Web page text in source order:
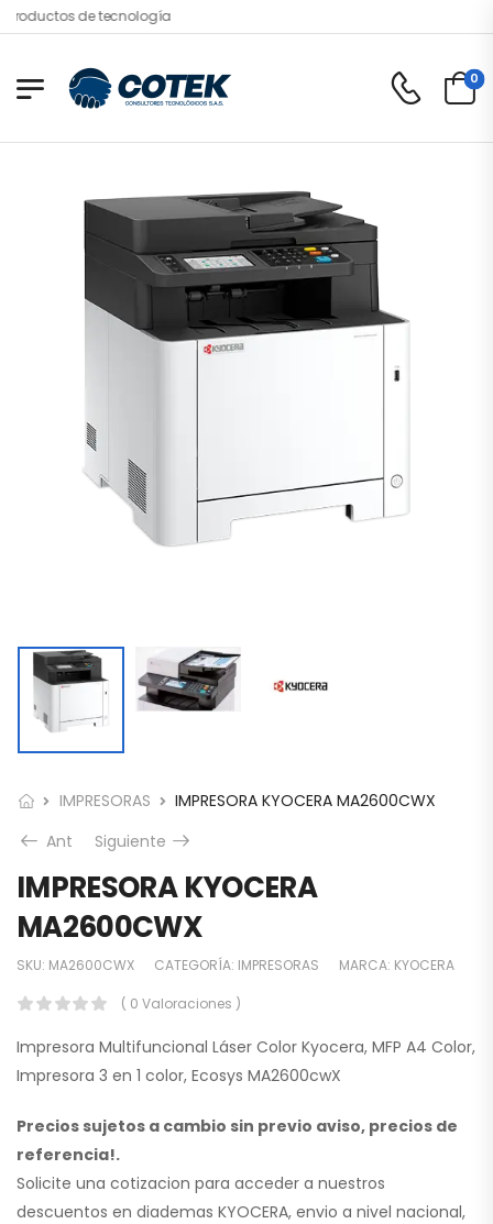
de tecnología
0
IMPRESORAS
IMPRESORA KYOCERA MA2600CWX
Ant
Siguiente
IMPRESORA KYOCERA
MA2600CWX
SKU: MA2600CWX CATEGORÍA: IMPRESORAS MARCA: KYOCERA
( 0 Valoraciones )
Impresora Multifuncional Láser Color Kyocera, MFP A4 Color,
Impresora 3 en 1 color, Ecosys MA2600cwX
Precios sujetos a cambio sin previo aviso, precios de
referencia!.
Solicite una cotizacion para acceder a nuestros
descuentos en diademas KYOCERA, envio a nivel nacional,